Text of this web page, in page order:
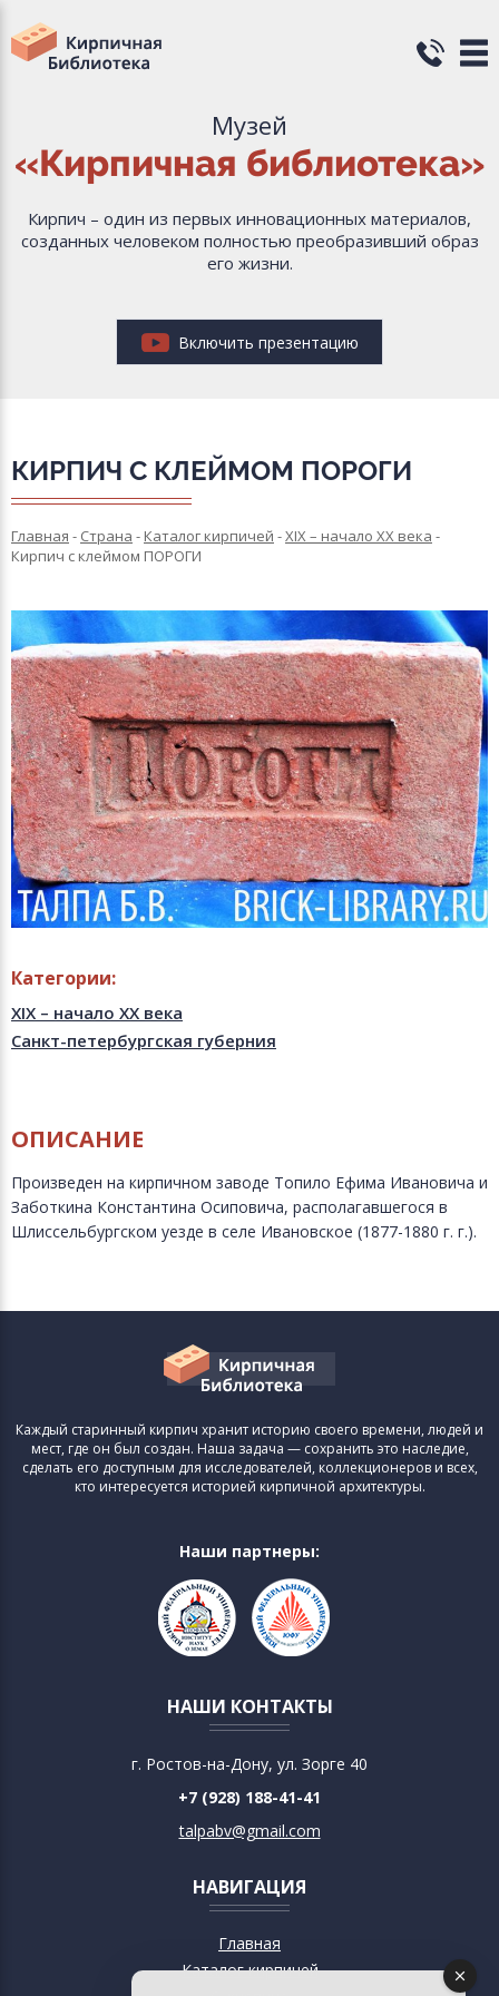
Музей
«Кирпичная библиотека»
Кирпич – один из первых инновационных материалов,
созданных человеком полностью преобразивший образ
его жизни.
Включить презентацию
КИРПИЧ С КЛЕЙМОМ ПОРОГИ
Главная - Страна - Каталог кирпичей -XIX – начало XX века -
Кирпич с клеймом ПОРОГИ
Категории:
XIX – начало XX века
Санкт-петербургская губерния
ОПИСАНИЕ
Произведен на кирпичном заводе Топило Ефима Ивановича и
Заботкина Константина Осиповича, располагавшегося в
Шлиссельбургском уезде в селе Ивановское (1877-1880 г. г.).
Каждый старинный кирпич хранит историю своего времени, людей и
мест, где он был создан. Наша задача — сохранить это наследие,
сделать его доступным для исследователей, коллекционеров и всех,
кто интересуется историей кирпичной архитектуры.
Наши партнеры:
НАШИ КОНТАКТЫ
г. Ростов-на-Дону, ул. Зорге 40
+7 (928) 188-41-41
talpabv@gmail.com
НАВИГАЦИЯ
Главная
Каталог кирпичей